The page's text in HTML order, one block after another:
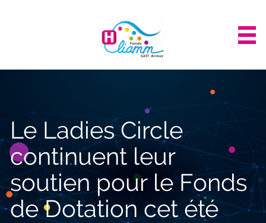
Le Ladies Circle
continuent leur
soutien pour le Fonds
de Dotation cet été